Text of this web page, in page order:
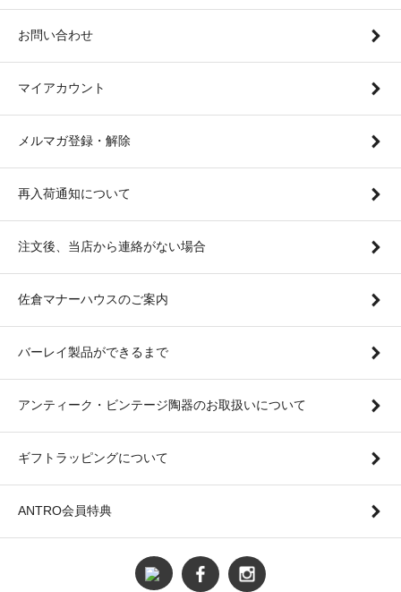
お問い合わせ
マイアカウント
メルマガ登録・解除
再入荷通知について
注文後、当店から連絡がない場合
佐倉マナーハウスのご案内
バーレイ製品ができるまで
アンティーク・ビンテージ陶器のお取扱いについて
ギフトラッピングについて
ANTRO会員特典